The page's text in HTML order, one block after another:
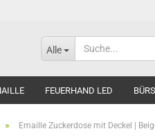
Alle
FEUERHAND LED
» Emaille Zuckerdose mit Deckel |